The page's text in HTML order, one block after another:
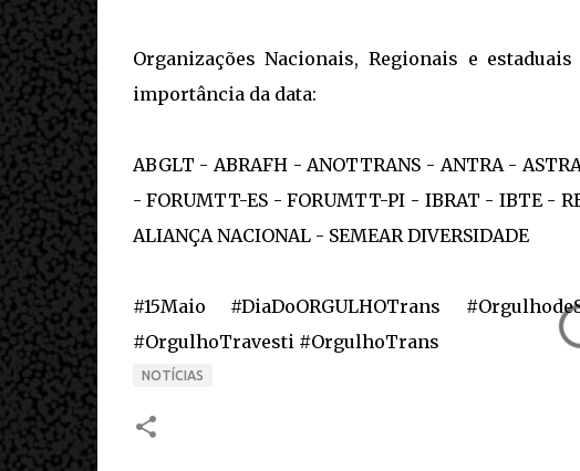
Organizações Nacionais, Regionais e
importância da data:
ABGLT - ABRAFH - ANOTTRANS - ANTRA -
- FORUMTT-ES - FORUMTT-PI - IBRAT - IBTE -
ALIANÇA NACIONAL - SEMEAR DIVERSIDADE
#15Maio #DiaDoORGULHOTrans
#OrgulhoTravesti #OrgulhoTrans
NOTÍCIAS